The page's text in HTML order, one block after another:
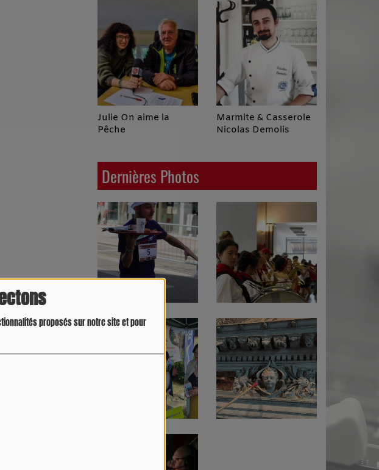
proposés sur notre site et pour
Julie On aime la
Pêche
Marmite & Casserole
Nicolas Demolis
Dernières Photos